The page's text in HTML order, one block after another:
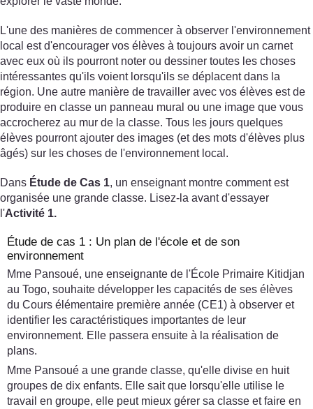
L'une des manières de commencer à observer l'environnement
local est d'encourager vos élèves à toujours avoir un carnet
avec eux où ils pourront noter ou dessiner toutes les choses
intéressantes qu'ils voient lorsqu'ils se déplacent dans la
région. Une autre manière de travailler avec vos élèves est de
produire en classe un panneau mural ou une image que vous
accrocherez au mur de la classe. Tous les jours quelques
élèves pourront ajouter des images (et des mots d'élèves plus
âgés) sur les choses de l'environnement local.
Dans Étude de Cas 1, un enseignant montre comment est
organisée une grande classe. Lisez-la avant d'essayer
l'Activité 1.
Étude de cas 1 : Un plan de l'école et de son
environnement
Mme Pansoué, une enseignante de l'École Primaire Kitidjan
au Togo, souhaite développer les capacités de ses élèves
du Cours élémentaire première année (CE1) à observer et
identifier les caractéristiques importantes de leur
environnement. Elle passera ensuite à la réalisation de
plans.
Mme Pansoué a une grande classe, qu'elle divise en huit
groupes de dix enfants. Elle sait que lorsqu'elle utilise le
travail en groupe, elle peut mieux gérer sa classe et faire en